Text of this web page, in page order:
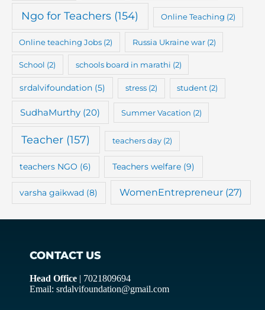
Ngo for Teachers (154) Online Teaching (2)
Online teaching Jobs (2) Russia Ukraine war(2)
School (2) schools board in marathi (2)
srdalvifoundation (5) stress (2) student (2)
SudhaMurthy (20) Summer Vacation (2)
Teacher (157) teachers day (2)
teachers NGO (6) Teachers welfare(9)
varsha gaikwad (8) WomenEntrepreneur (27)
CONTACT US
Head Office | 7021809694
Email: srdalvifoundation@gmail.com